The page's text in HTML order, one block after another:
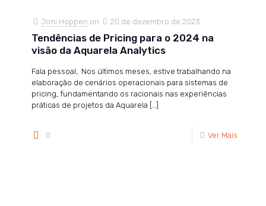
Joni Hoppen on 20 de dezembro de 2023
Tendências de Pricing para o 2024 na
visão da Aquarela Analytics
Fala pessoal, Nos últimos meses, estive trabalhando na
elaboração de cenários operacionais para sistemas de
pricing, fundamentando os racionais nas experiências
práticas de projetos da Aquarela
0 Ver Mais